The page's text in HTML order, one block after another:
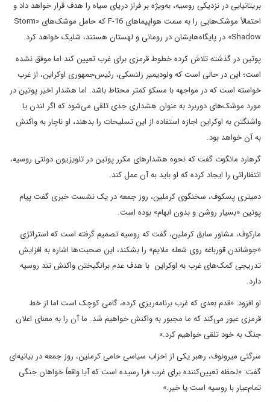
بریتانیایی در نزدیکی روسیه، به‌ویژه بر فراز دریای سیاه را هدف قرار خواهد داد و
احتمالاً موشک‌هایی را به سمت هواپیماهای F-16 که حامل موشک‌های «Storm
Shadow» در پایگاه‌هایشان در رومانی و لهستان هستند، شلیک خواهد کرد.
پوتین در گذشته تلاش کرده خطوط قرمزی برای غرب تعیین کند اما موفق نشده
است؛ این در حالی است که ولودیمیر زلنسکی، رئیس‌جمهوری اوکراین، از غرب
خواسته است که در مواجهه با مسکو کمتر محتاط باشد. اما هشدار اخیر پوتین در
مورد موشک‌های دوربرد به عنوان هشداری جدی تلقی می‌شود که اگر لندن یا
واشنگتن به اوکراین اجازه استفاده از این تسلیحات را بدهند، او ناچار به واکنش
به آن خواهد بود.
گرهارد مانگوت گفت که نحوه هشدارهای مکرر پوتین در تلویزیون دولتی روسیه،
انتظاراتی را ایجاد کرده که او باید به آن عمل کند.
دمیتری پسکوف، سخنگوی کرملین، روز جمعه در یک نشست خبری گفت پیام
پوتین «بسیار روشن و بدون ابهام» بوده است.
مارکوف، مشاور سابق کرملین، گفت که روسیه تصمیم گرفته است که استراتژی
«جوشاندن قورباغه روی شعله ملایم» را بشکند، این صحبت‌ها اشاره به افزایش
تدریجی کمک‌های غرب به اوکراین با هدف عدم برانگیختن واکنش تند روسیه
دارد.
او افزود: «قدم بعدی که غرب برنامه‌ریزی کرده، گامی کوچک است اما از خط
قرمزی عبور می‌کند که ما مجبور به واکنش خواهیم شد. ما آن را به معنای اعلان
جنگ به خود تلقی خواهیم کرد.»
سرگئی میرونوف، رهبر یکی از احزاب سیاسی حامی کرملین، روز جمعه در بیانیه‌ای
گفت: «لحظه تعیین‌کننده برای غرب فرا رسیده است که آیا واقعاً خواهان جنگی
تمام‌عیار با روسیه است یا خیر.»